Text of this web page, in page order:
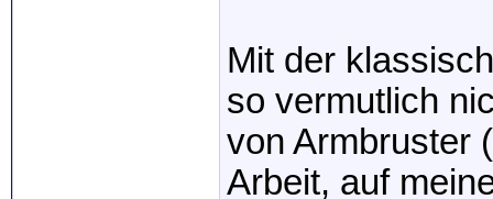
Mit der
so vermutlich
von Armbruster
Arbeit, auf